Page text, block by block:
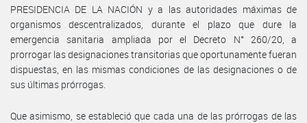
PRESIDENCIA DE LA NACIÓN y a las autoridades máximas de
organismos descentralizados, durante el plazo que dure la
emergencia sanitaria ampliada por el Decreto N° 260/20, a
prorrogar las designaciones transitorias que oportunamente fueran
dispuestas, en las mismas condiciones de las designaciones o de
sus últimas prórrogas.
Que asimismo, se estableció que cada una de las prórrogas de las